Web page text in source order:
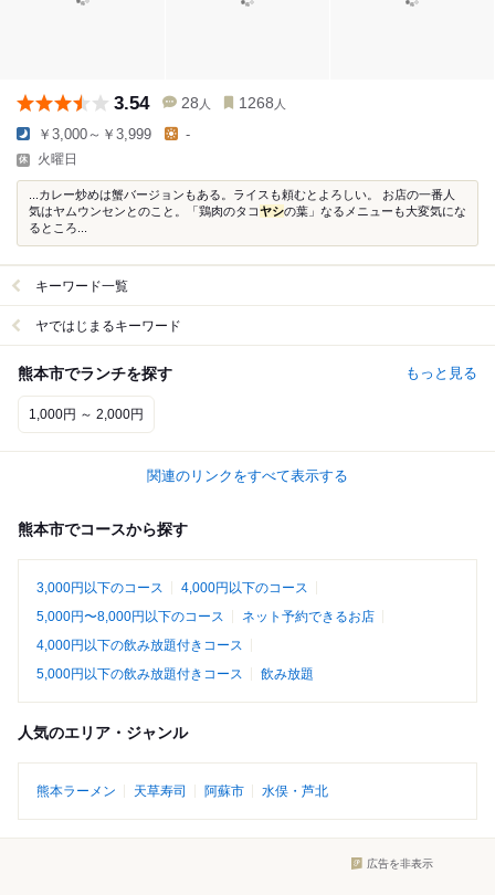
3.54 28 人 1268 人
￥3,000～￥3,999 -
火曜日
...カレー炒めは蟹バージョンもある。ライスも頼むとよろしい。 お店の一番人
気はヤムウンセンとのこと。「鶏肉のタコヤシの葉」なるメニューも大変気にな
るところ...
キーワード一覧
ヤではじまるキーワード
熊本市でランチを探す もっと見る
1,000円 ～ 2,000円
関連のリンクをすべて表示する
熊本市でコースから探す
3,000円以下のコース
4,000円以下のコース
5,000円〜8,000円以下のコース
ネット予約できるお店
4,000円以下の飲み放題付きコース
5,000円以下の飲み放題付きコース
飲み放題
人気のエリア・ジャンル
熊本ラーメン 天草寿司 阿蘇市 水俣・芦北
広告を非表示